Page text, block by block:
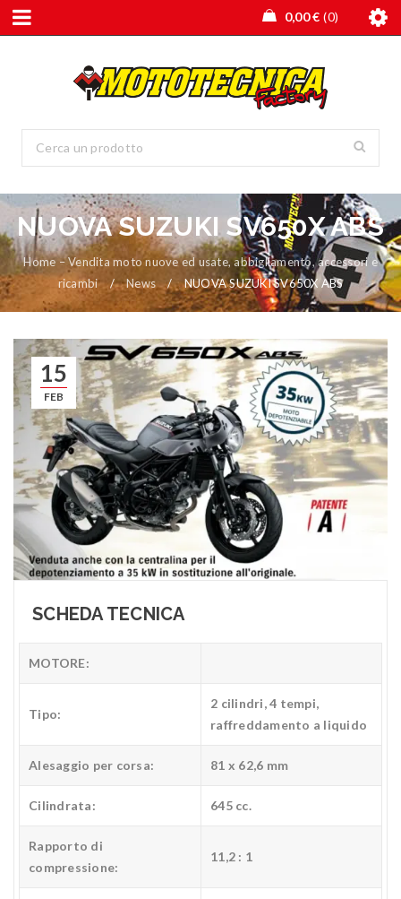
0,00€ 0
NUOVA SUZUKI SV650X ABS
Home – Vendita moto nuove ed usate, abbigliamento, accessori e
ricambi
/ News / NUOVA SUZUKI SV650X ABS
15
FEB
SCHEDA TECNICA
MOTORE:
Tipo:
2 cilindri, 4 tempi,
raffreddamento a liquido
Alesaggio per corsa: 81 x 62,6 mm
Cilindrata: 645 cc.
Rapporto di
compressione:
11,2 : 1